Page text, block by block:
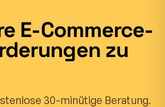
E-Commerce-
zu
30-minütige Beratung.